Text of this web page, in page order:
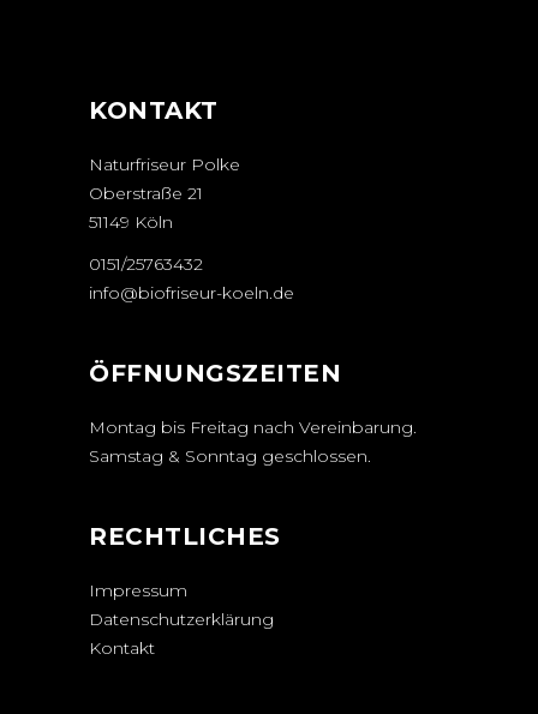
KONTAKT
Naturfriseur Polke
Oberstraße 21
51149 Köln
0151/25763432
info@biofriseur-koeln.de
ÖFFNUNGSZEITEN
Montag bis Freitag nach Vereinbarung.
Samstag & Sonntag geschlossen.
RECHTLICHES
Impressum
Datenschutzerklärung
Kontakt